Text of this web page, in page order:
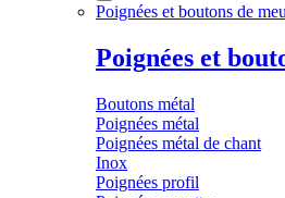
Poignées et boutons de
Poignées et
Boutons métal
Poignées métal
Poignées métal de chant
Inox
Poignées profil